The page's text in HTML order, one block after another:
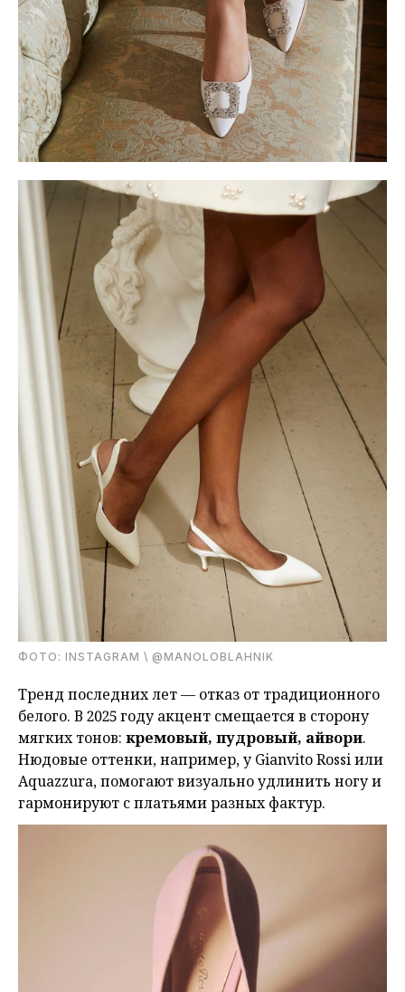
ФОТО: INSTAGRAM \ @MANOLOBLAHNIK
Тренд последних лет — отказ от традиционного
белого. В 2025 году акцент смещается в сторону
мягких тонов: кремовый, пудровый, айвори.
Нюдовые оттенки, например, у Gianvito Rossi или
Aquazzura, помогают визуально удлинить ногу и
гармонируют с платьями разных фактур.